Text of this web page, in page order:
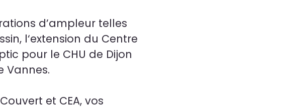
d’ampleur telles
l‘extension du Centre
pour le CHU de Dijon
Vannes.
et CEA, vos